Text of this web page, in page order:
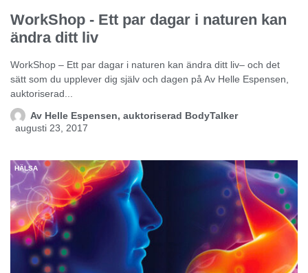
HÄLSA
WorkShop - Ett par dagar i naturen kan
ändra ditt liv
WorkShop – Ett par dagar i naturen kan ändra ditt liv– och det
sätt som du upplever dig själv och dagen på Av Helle Espensen,
auktoriserad...
Av Helle Espensen, auktoriserad BodyTalker
augusti 23, 2017
HÄLSA